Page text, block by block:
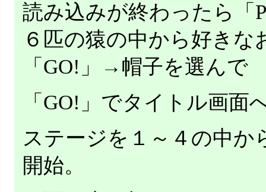
読み込みが終わったら「
６匹の猿の中から好きな
「GO!」→帽子を選んで
「GO!」でタイトル画面
ステージを１～４の中か
開始。